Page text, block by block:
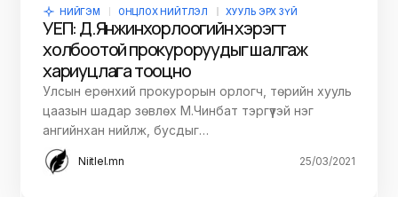
НИЙГЭМ ОНЦЛОХ НИЙТЛЭЛ ХУУЛЬ ЭРХ ЗҮЙ
УЕП: Д.Янжинхорлоогийн хэрэгт
холбоотой прокуроруудыг шалгаж
хариуцлага тооцно
Улсын ерөнхий прокурорын орлогч, төрийн хууль
цаазын шадар зөвлөх М.Чинбат тэргүүтэй нэг
ангийнхан нийлж, бусдыг…
Niitlel.mn 25/03/2021